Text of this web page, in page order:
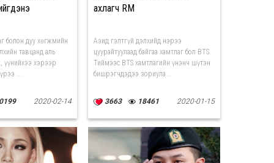
болон дуу хөгжмийн
тавцанд аль
үүнийхээ хэрээр
...
2020-02-14
ахлагч RM
Азид гэлтгүй дэлхийд нэрээ
цуурайтуулаад байгаа хамтлаг бол BTS.
Тиймээс BTS хамтлагийн үнэнч шүтэн
бишрэгчдэдээ зориула...
3663 18461 2020-01-15